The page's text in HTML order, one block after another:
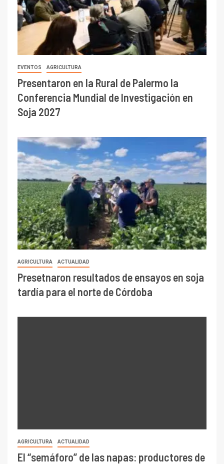
EVENTOS AGRICULTURA
Presentaron en la Rural de Palermo la
Conferencia Mundial de Investigación en
Soja 2027
AGRICULTURA ACTUALIDAD
Presetnaron resultados de ensayos en soja
tardía para el norte de Córdoba
AGRICULTURA ACTUALIDAD
El “semáforo” de las napas: productores de